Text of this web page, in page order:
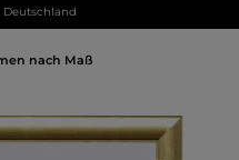
Deutschland
nach Maß